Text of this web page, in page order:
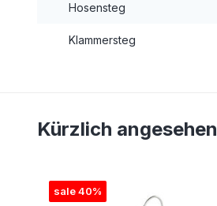
Hosensteg
Klammersteg
Kürzlich angesehen
sale 40%